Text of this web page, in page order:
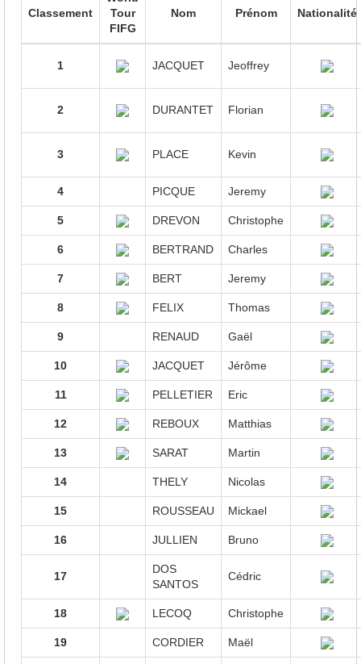
Classement
Tour
FIFG
Nom Prénom Nationalité
1 JACQUET Jeoffrey
2 DURANTET Florian
3 PLACE Kevin
4 PICQUE Jeremy
5 DREVON Christophe
6 BERTRAND Charles
7 BERT Jeremy
8 FELIX Thomas
9 RENAUD Gaël
10 JACQUET Jérôme
11 PELLETIER Eric
12 REBOUX Matthias
13 SARAT Martin
14 THELY Nicolas
15 ROUSSEAU Mickael
16 JULLIEN Bruno
17
DOS
SANTOS
Cédric
18 LECOQ Christophe
19 CORDIER Maël